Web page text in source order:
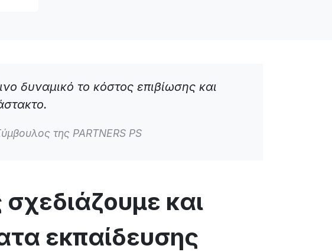
δυναμικό το κόστος επιβίωσης και
της PARTNERS PS
και
εκπαίδευσης